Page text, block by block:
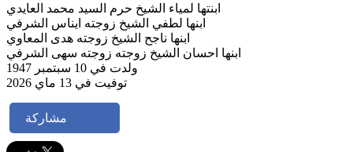
ابنتها لمياء الشيخ حرم السيد محمد العايدي
ابنها لطفي الشيخ زوجته ايناس الشرفي
ابنها ناجح الشيخ زوجته هدى المعاوي
ابنها احسان الشيخ زوجته زوجته سهى الشرفي
ولدت في 10 سبتمبر 1947
توفيت في 13 ماي 2026
مشاركة